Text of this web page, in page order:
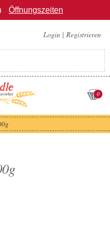
Öffnungszeiten
Login | Registrieren
0